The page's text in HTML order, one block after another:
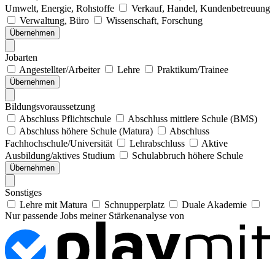
Umwelt, Energie, Rohstoffe
Verkauf, Handel, Kundenbetreuung
Verwaltung, Büro
Wissenschaft, Forschung
Übernehmen
Jobarten
Angestellter/Arbeiter
Lehre Praktikum/Trainee
Übernehmen
Bildungsvoraussetzung
Abschluss Pflichtschule
Abschluss mittlere Schule (BMS)
Abschluss höhere Schule (Matura)
Abschluss
Fachhochschule/Universität
Lehrabschluss
Aktive
Ausbildung/aktives Studium
Schulabbruch höhere Schule
Übernehmen
Sonstiges
Lehre mit Matura
Schnupperplatz
Duale Akademie
Nur passende Jobs meiner Stärkenanalyse von